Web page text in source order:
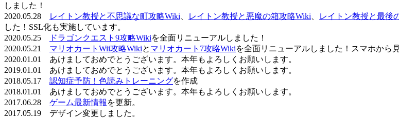
しました！
2020.05.28
レイトン教授と不思議な町攻略Wiki レイトン教授と悪魔の箱攻略Wiki レイトン教授と最後
した！SSL化も実施しています。
2020.05.25
ドラゴンクエスト9攻略Wikiを全面リニューアルしました！
2020.05.21 マリオカートWii攻略Wikiと マリオカート7攻略Wikiを全面リニューアルしました！スマホから
2020.01.01 あけましておめでとうございます。本年もよろしくお願いします。
2019.01.01 あけましておめでとうございます。本年もよろしくお願いします。
2018.05.17 認知症予防！色読みトレーニングを作成
2018.01.01 あけましておめでとうございます。本年もよろしくお願いします。
2017.06.28 ゲーム最新情報 を更新。
2017.05.19 デザイン変更しました。